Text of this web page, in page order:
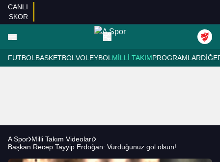
CANLI
SKOR
FUTBOL BASKETBOL VOLEYBOL MILLI TAKIMPROGRAMLAR
A Spor Milli Takım Videoları
Başkan Recep Tayyip Erdoğan: Vurduğunuz gol olsun!